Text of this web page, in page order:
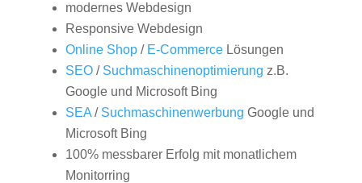
modernes Webdesign
Responsive Webdesign
Online Shop/ E-CommerceLösungen
SEO/ Suchmaschinenoptimierung z.B.
Google und Microsoft Bing
SEA/ Suchmaschinenwerbung Google und
Microsoft Bing
100% messbarer Erfolg mit monatlichem
Monitorring